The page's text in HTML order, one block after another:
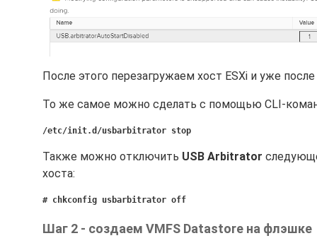
После этого перезагружаем хост ESXi и уже
То же самое можно сделать с помощью CLI-
/etc/init.d/usbarbitrator stop
Также можно отключить USB Arbitrator
хоста:
# chkconfig usbarbitrator off
Шаг 2 - создаем VMFS Datastore на флэшке